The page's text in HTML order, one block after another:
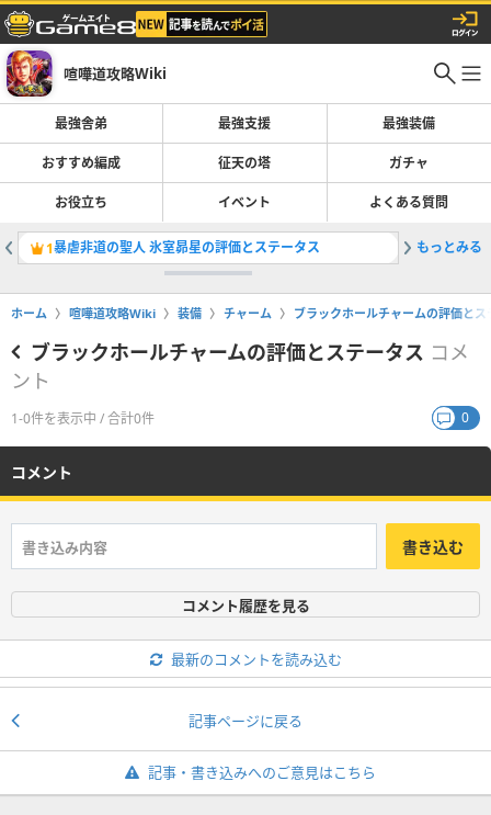
喧嘩道攻略Wiki
最強舎弟 最強支援 最強装備
おすすめ編成 征天の塔 ガチャ
お役立ち イベント よくある質問
1暴虐非道の聖人 氷室昴星の評価とステータス 2黙示録
もっとみる
ホーム 喧嘩道攻略Wiki 装備 チャーム ブラックホールチャームの評価とス
ブラックホールチャームの評価とステータス コメ
ント
1-0件を表示中 / 合計0件 0
コメント
書き込む
コメント履歴を見る
最新のコメントを読み込む
記事ページに戻る
記事・書き込みへのご意見はこちら